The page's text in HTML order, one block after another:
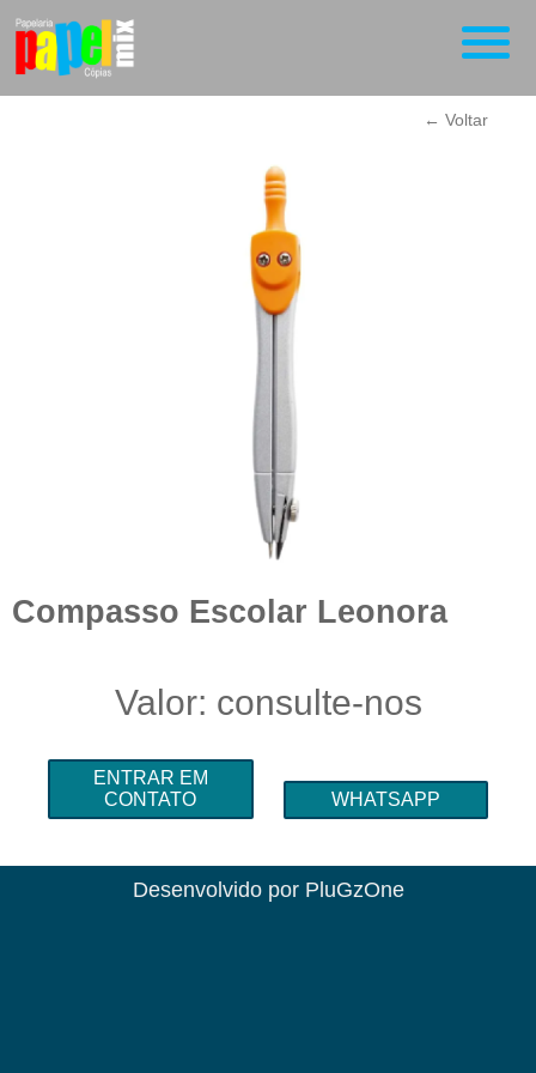
← Voltar
Compasso Escolar Leonora
Valor: consulte-nos
ENTRAR EM
CONTATO
WHATSAPP
Desenvolvido por PluGzOne